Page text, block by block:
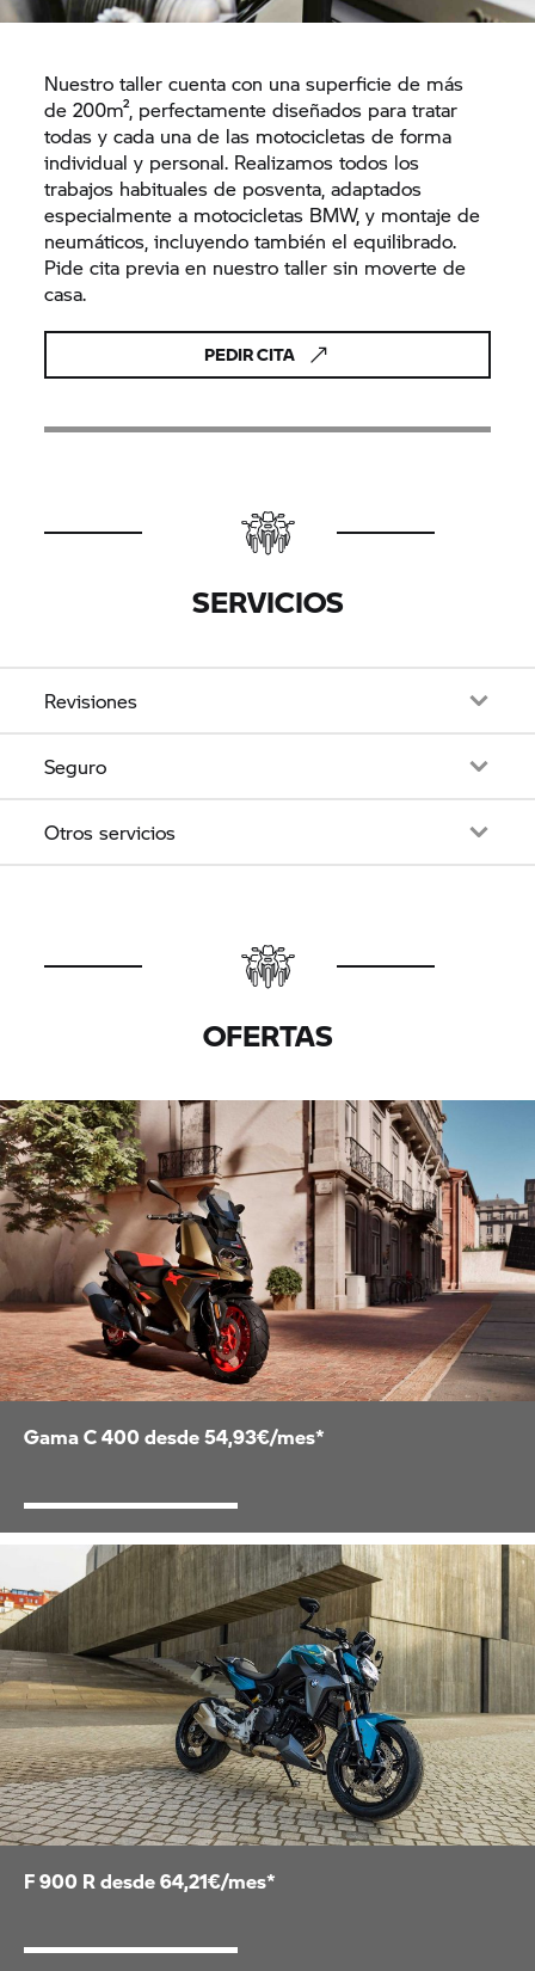
Nuestro taller cuenta con una superficie de más
de 200m², perfectamente diseñados para tratar
todas y cada una de las motocicletas de forma
individual y personal. Realizamos todos los
trabajos habituales de posventa, adaptados
especialmente a motocicletas BMW, y montaje de
neumáticos, incluyendo también el equilibrado.
Pide cita previa en nuestro taller sin moverte de
casa.
PEDIR CITA
SERVICIOS
Revisiones
Seguro
Otros servicios
OFERTAS
Gama C 400 desde 54,93€/mes*
F 900 R desde 64,21€/mes*